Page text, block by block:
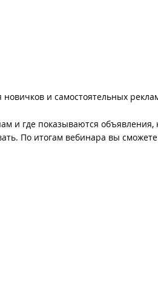
и самостоятельных
и где показываются объявления,
По итогам вебинара вы